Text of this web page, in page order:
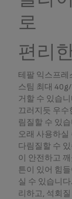
로
편리
테팔 익스프레
스팀 최대
거할 수 있습
끄러지듯 우수
림질할 수 있
오래 사용하실
다림질할 수
이 안전하고
튼이 있어 힘
실 수 있습니
리하고, 석회